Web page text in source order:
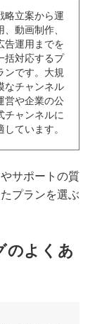
略立案から運
、動画制作、
告運用までを
括対応するプ
ンです。大規
なチャンネル
営や企業の公
チャンネルに
しています。
サポートの質
プランを選ぶ
のよくあ